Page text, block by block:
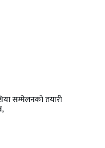
सम्मेलनको तयारी